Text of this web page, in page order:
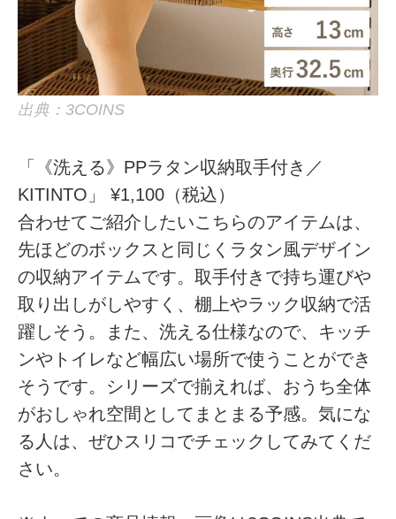
出典：3COINS
「《洗える》PPラタン収納取手付き／
KITINTO」 ¥1,100（税込）
合わせてご紹介したいこちらのアイテムは、
先ほどのボックスと同じくラタン風デザイン
の収納アイテムです。取手付きで持ち運びや
取り出しがしやすく、棚上やラック収納で活
躍しそう。また、洗える仕様なので、キッチ
ンやトイレなど幅広い場所で使うことができ
そうです。シリーズで揃えれば、おうち全体
がおしゃれ空間としてまとまる予感。気にな
る人は、ぜひスリコでチェックしてみてくだ
さい。